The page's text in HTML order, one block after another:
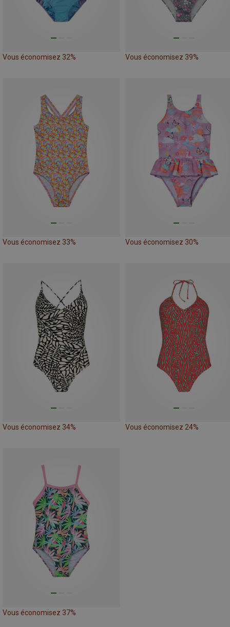
Vous économisez 32% Vous économisez 39%
Vous économisez 33% Vous économisez 30%
Vous économisez 34% Vous économisez 24%
Vous économisez 37%